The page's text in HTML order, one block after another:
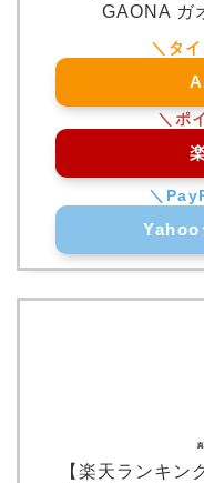
GAONA ガ
Yahoo
【楽天ランキン